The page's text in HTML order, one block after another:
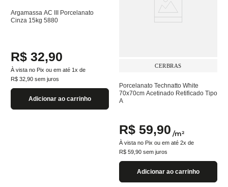
Argamassa AC III Porcelanato
Cinza 15kg 5880
R$ 32,90
À vista no Pix ou em até 1 x de
R$ 32 90 sem juros
Adicionar ao carrinho
CERBRAS
Porcelanato Technatto White
70x70cm Acetinado Retificado Tipo
A
R$ 59,90 /m²
À vista no Pix ou em até 2x de
R$ 59 90 sem juros
Adicionar ao carrinho